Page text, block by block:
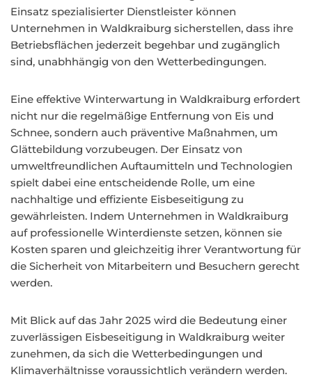
Einsatz spezialisierter Dienstleister können
Unternehmen in Waldkraiburg sicherstellen, dass ihre
Betriebsflächen jederzeit begehbar und zugänglich
sind, unabhhängig von den Wetterbedingungen.
Eine effektive Winterwartung in Waldkraiburg erfordert
nicht nur die regelmäßige Entfernung von Eis und
Schnee, sondern auch präventive Maßnahmen, um
Glättebildung vorzubeugen. Der Einsatz von
umweltfreundlichen Auftaumitteln und Technologien
spielt dabei eine entscheidende Rolle, um eine
nachhaltige und effiziente Eisbeseitigung zu
gewährleisten. Indem Unternehmen in Waldkraiburg
auf professionelle Winterdienste setzen, können sie
Kosten sparen und gleichzeitig ihrer Verantwortung für
die Sicherheit von Mitarbeitern und Besuchern gerecht
werden.
Mit Blick auf das Jahr 2025 wird die Bedeutung einer
zuverlässigen Eisbeseitigung in Waldkraiburg weiter
zunehmen, da sich die Wetterbedingungen und
Klimaverhältnisse voraussichtlich verändern werden.